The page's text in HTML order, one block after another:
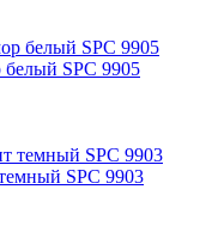
SPC 9905
SPC 9903